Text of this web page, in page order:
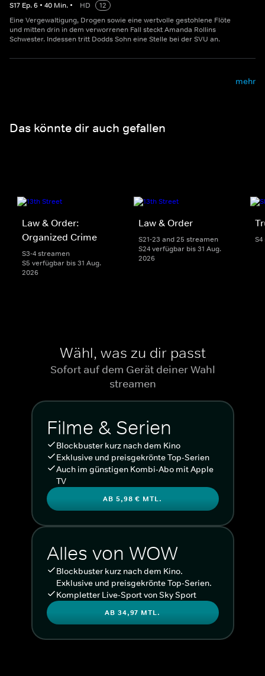
S17 Ep.6 • 40 Min. • HD
12
Eine Vergewaltigung, Drogen sowie eine wertvolle gestohlene Flöte
und mitten drin in dem verworrenen Fall steckt Amanda Rollins
Schwester. Indessen tritt Dodds Sohn eine Stelle bei der SVU an.
mehr
Das könnte dir auch gefallen
Law & Order:
Organized Crime
S3-4 streamen
S5 verfügbar bis 31 Aug.
2026
Law & Order
S21-23 and 25 streamen
S24 verfügbar bis 31 Aug.
2026
Wähl, was zu dir passt
Sofort auf dem Gerät deiner Wahl
streamen
Filme & Serien
Blockbuster kurz nach dem Kino
Exklusive und preisgekrönte Top-Serien
Auch im günstigen Kombi-Abo mit Apple
TV
AB 5,98 € MTL.
Alles von WOW
Blockbuster kurz nach dem Kino.
Exklusive und preisgekrönte Top-Serien.
Kompletter Live-Sport von Sky Sport
AB 34,97 MTL.